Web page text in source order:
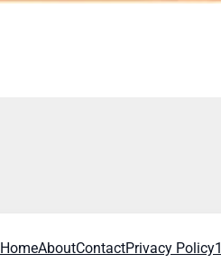
HomeAboutContactPrivacy Policy1